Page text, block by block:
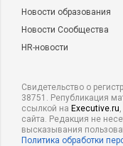
Новости образования
Новости Сообщества
HR-новости
Свидетельство о
38751. Републикация
ссылкой на Executive.ru
сайта. Редакция не
высказывания
Политика обработки